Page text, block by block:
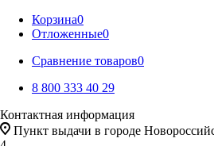
Корзина0
Отложенные0
Сравнение товаров0
8 800 333 40 29
Контактная информация
Пункт выдачи в городе